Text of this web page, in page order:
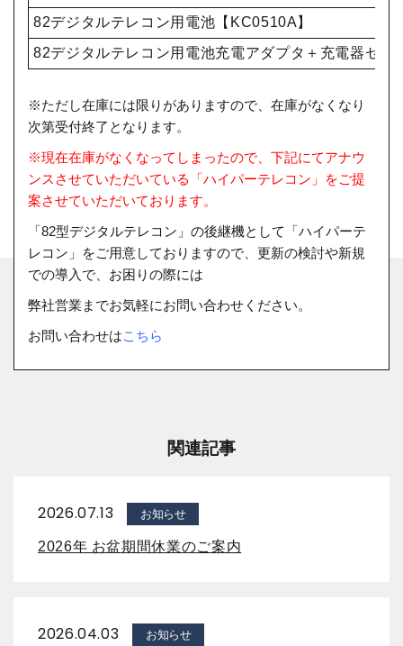
82デジタルテレコン用電池【KC0510A】
82デジタルテレコン用電池充電アダプタ＋充電器セッ
※ただし在庫には限りがありますので、在庫がなくなり
次第受付終了となります。
※現在在庫がなくなってしまったので、下記にてアナウ
ンスさせていただいている「ハイパーテレコン」をご提
案させていただいております。
「82型デジタルテレコン」の後継機として「ハイパーテ
レコン」をご用意しておりますので、更新の検討や新規
での導入で、お困りの際には
弊社営業までお気軽にお問い合わせください。
お問い合わせはこちら
関連記事
2026.07.13 お知らせ
2026年 お盆期間休業のご案内
2026.04.03 お知らせ